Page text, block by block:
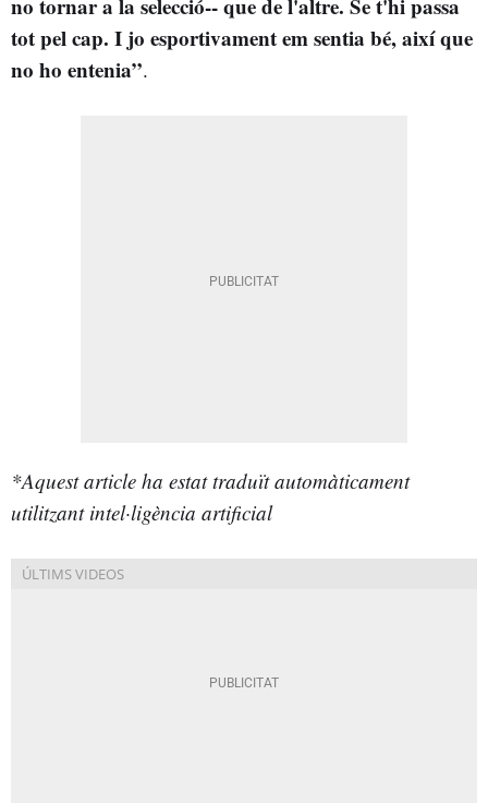
tot pel cap. I jo esportivament em sentia bé, així que
no ho entenia”.
*Aquest article ha estat traduït automàticament
utilitzant intel·ligència artificial